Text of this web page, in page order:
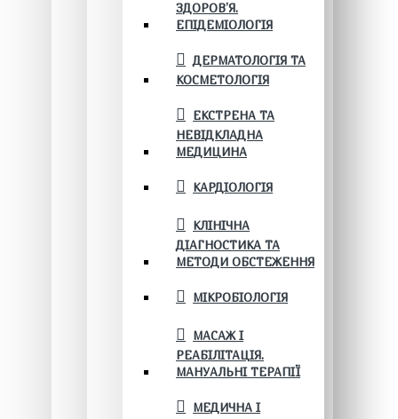
ЗДОРОВ’Я.
ЕПІДЕМІОЛОГІЯ
ДЕРМАТОЛОГІЯ ТА
КОСМЕТОЛОГІЯ
ЕКСТРЕНА ТА
НЕВІДКЛАДНА
МЕДИЦИНА
КАРДІОЛОГІЯ
КЛІНІЧНА
ДІАГНОСТИКА ТА
МЕТОДИ ОБСТЕЖЕННЯ
МІКРОБІОЛОГІЯ
МАСАЖ І
РЕАБІЛІТАЦІЯ.
МАНУАЛЬНІ ТЕРАПІЇ
МЕДИЧНА І